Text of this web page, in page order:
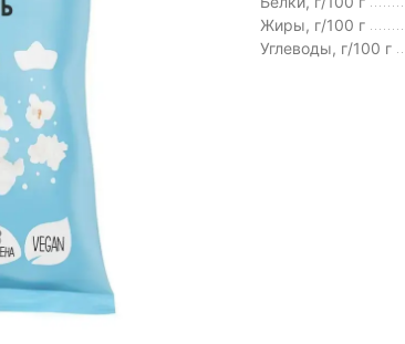
Жиры, г/100 г
Углеводы, г/100 г